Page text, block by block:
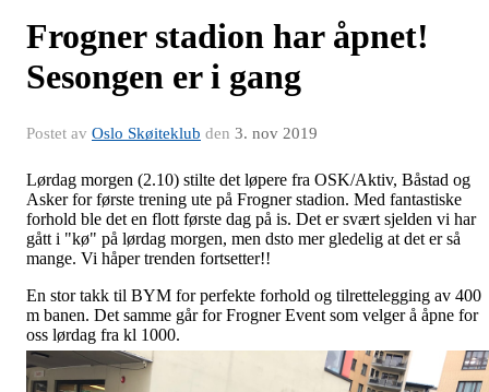
Frogner stadion har åpnet!
Sesongen er i gang
Postet av Oslo Skøiteklub den 3. nov 2019
Lørdag morgen (2.10) stilte det løpere fra OSK/Aktiv, Båstad og
Asker for første trening ute på Frogner stadion. Med fantastiske
forhold ble det en flott første dag på is. Det er svært sjelden vi har
gått i "kø" på lørdag morgen, men dsto mer gledelig at det er så
mange. Vi håper trenden fortsetter!!
En stor takk til BYM for perfekte forhold og tilrettelegging av 400
m banen. Det samme går for Frogner Event som velger å åpne for
oss lørdag fra kl 1000.